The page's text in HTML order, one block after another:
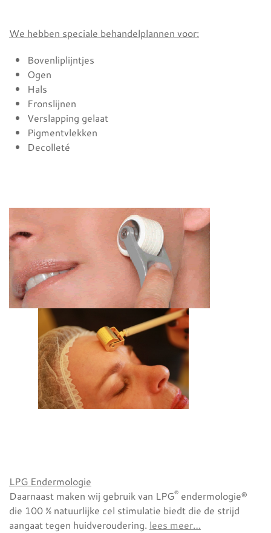
We hebben speciale behandelplannen voor:
Bovenliplijntjes
Ogen
Hals
Fronslijnen
Verslapping gelaat
Pigmentvlekken
Decolleté
LPG Endermologie
Daarnaast maken wij gebruik van LPG® endermologie®
die 100 % natuurlijke cel stimulatie biedt die de strijd
aangaat tegen huidveroudering. lees meer…